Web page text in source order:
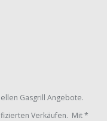
Gasgrill Angebote.
Verkäufen. Mit *